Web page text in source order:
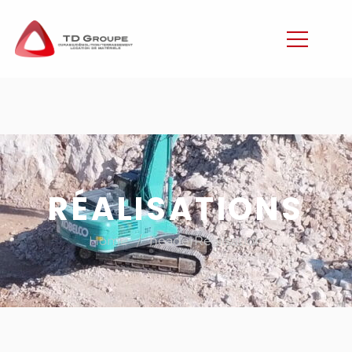
RÉALISATIONS
Home / headerRealisation